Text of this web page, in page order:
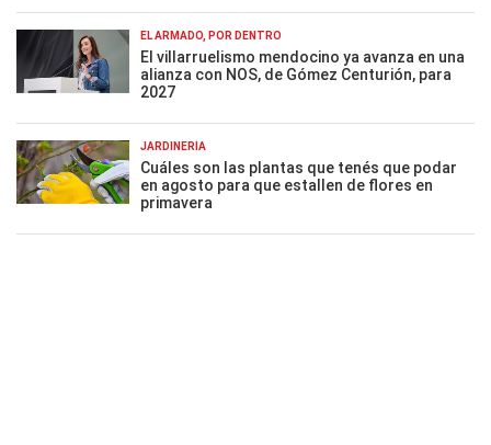
EL ARMADO, POR DENTRO
El villarruelismo mendocino ya avanza en una
alianza con NOS, de Gómez Centurión, para
2027
JARDINERÍA
Cuáles son las plantas que tenés que podar
en agosto para que estallen de flores en
primavera